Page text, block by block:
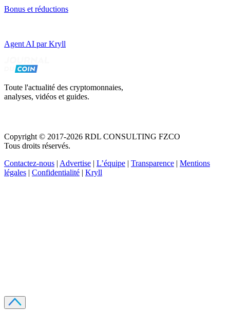
Bonus et réductions
Agent AI par Kryll
Toute l'actualité des cryptomonnaies,
analyses, vidéos et guides.
Copyright © 2017-2026 RDL CONSULTING FZCO
Tous droits réservés.
Contactez-nous | Advertise | L’équipe | Transparence | Mentions
légales | Confidentialité | Kryll